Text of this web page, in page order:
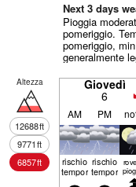
Next 3 days
Pioggia
pomeriggio.
pomeriggio,
generalmente
Altezza
12688ft
9771ft
6857ft
Giovedì
6
AM PM
rischio
temporale
rischio
temporale